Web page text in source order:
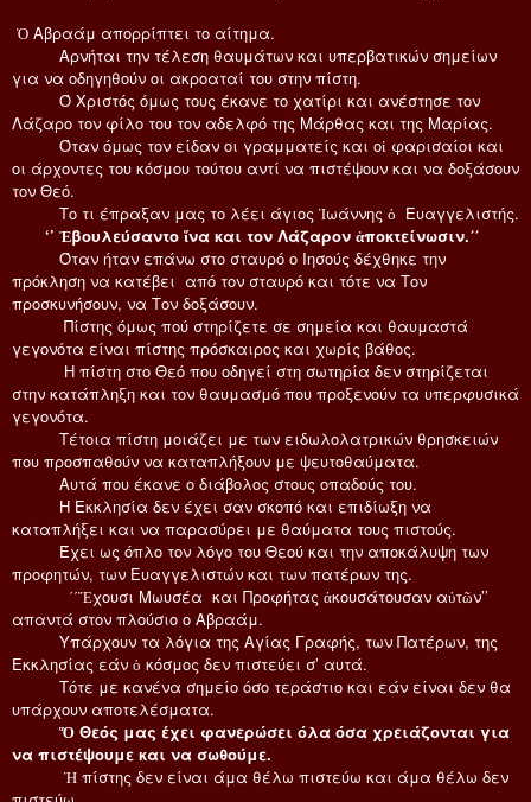
Ὁ Αβραάμ απορρίπτει το αίτημα.
Αρνήται την τέλεση θαυμάτων και υπερβατικών σημείων
για να οδηγηθούν οι ακροαταί του στην πίστη.
Ό Χριστός όμως τους έκανε το χατίρι και ανέστησε τον
Λάζαρο τον φίλο του τον αδελφό της Μάρθας και της Μαρίας.
Όταν όμως τον είδαν οι γραμματείς και οἱ φαρισαίοι και
οι άρχοντες του κόσμου τούτου αντί να πιστέψουν και να δοξάσουν
τον Θεό.
Το τι έπραξαν μας το λέει άγιος Ἰωάννης ὁ Ευαγγελιστής.
‘’ Ἐβουλεύσαντο ἵνα και τον Λάζαρον ἀποκτείνωσιν.΄΄
Όταν ήταν επάνω στο σταυρό ο Ιησούς δέχθηκε την
πρόκληση να κατέβει από τον σταυρό και τότε να Τον
προσκυνήσουν, να Τον δοξάσουν.
Πίστης όμως πού στηρίζετε σε σημεία και θαυμαστά
γεγονότα είναι πίστης πρόσκαιρος και χωρίς βάθος.
Η πίστη στο Θεό που οδηγεί στη σωτηρία δεν στηρίζεται
στην κατάπληξη και τον θαυμασμό που προξενούν τα υπερφυσικά
γεγονότα.
Τέτοια πίστη μοιάζει με των ειδωλολατρικών θρησκειών
που προσπαθούν να καταπλήξουν με ψευτοθαύματα.
Αυτά που έκανε ο διάβολος στους οπαδούς του.
Η Εκκλησία δεν έχει σαν σκοπό και επιδίωξη να
καταπλήξει και να παρασύρει με θαύματα τους πιστούς.
Έχει ως όπλο τον λόγο του Θεού και την αποκάλυψη των
προφητών, των Ευαγγελιστών και των πατέρων της.
΄΄Ἔχουσι Μωυσέα και Προφήτας ἀκουσάτουσαν αὐτῶν’’
απαντά στον πλούσιο ο Αβραάμ.
Υπάρχουν τα λόγια της Αγίας Γραφής, των Πατέρων, της
Εκκλησίας εάν ὁ κόσμος δεν πιστεύει σ’ αυτά.
Τότε με κανένα σημείο όσο τεράστιο και εάν είναι δεν θα
υπάρχουν αποτελέσματα.
Ὅ Θεός μας έχει φανερώσει όλα όσα χρειάζονται για
να πιστέψουμε και να σωθούμε.
Ἡ πίστης δεν είναι άμα θέλω πιστεύω και άμα θέλω δεν